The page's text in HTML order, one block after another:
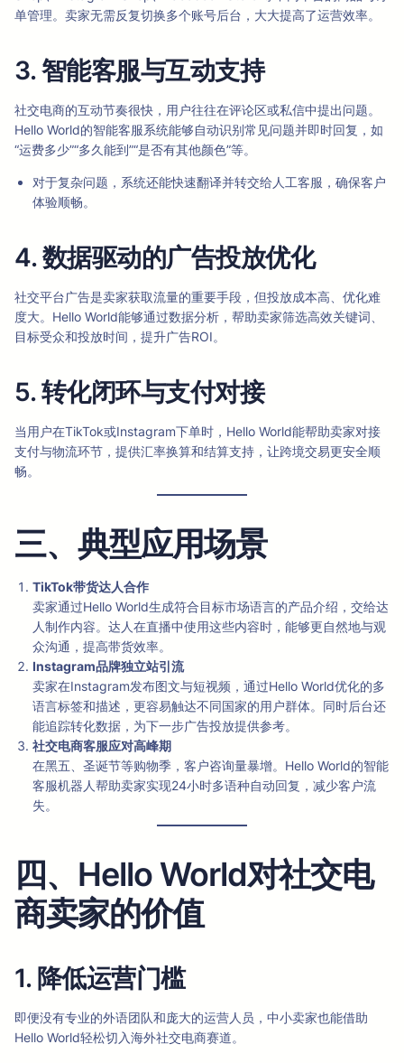
单管理。卖家无需反复切换多个账号后台，大大提高了运营效率。
3. 智能客服与互动支持
社交电商的互动节奏很快，用户往往在评论区或私信中提出问题。
Hello World的智能客服系统能够自动识别常见问题并即时回复，如
“运费多少”“多久能到”“是否有其他颜色”等。
对于复杂问题，系统还能快速翻译并转交给人工客服，确保客户
体验顺畅。
4. 数据驱动的广告投放优化
社交平台广告是卖家获取流量的重要手段，但投放成本高、优化难
度大。Hello World能够通过数据分析，帮助卖家筛选高效关键词、
目标受众和投放时间，提升广告ROI。
5. 转化闭环与支付对接
当用户在TikTok或Instagram下单时，Hello World能帮助卖家对接
支付与物流环节，提供汇率换算和结算支持，让跨境交易更安全顺
畅。
三、典型应用场景
TikTok带货达人合作
卖家通过Hello World生成符合目标市场语言的产品介绍，交给达
人制作内容。达人在直播中使用这些内容时，能够更自然地与观
众沟通，提高带货效率。
Instagram品牌独立站引流
卖家在Instagram发布图文与短视频，通过Hello World优化的多
语言标签和描述，更容易触达不同国家的用户群体。同时后台还
能追踪转化数据，为下一步广告投放提供参考。
社交电商客服应对高峰期
在黑五、圣诞节等购物季，客户咨询量暴增。Hello World的智能
客服机器人帮助卖家实现24小时多语种自动回复，减少客户流
失。
四、Hello World对社交电
商卖家的价值
1. 降低运营门槛
即便没有专业的外语团队和庞大的运营人员，中小卖家也能借助
Hello World轻松切入海外社交电商赛道。